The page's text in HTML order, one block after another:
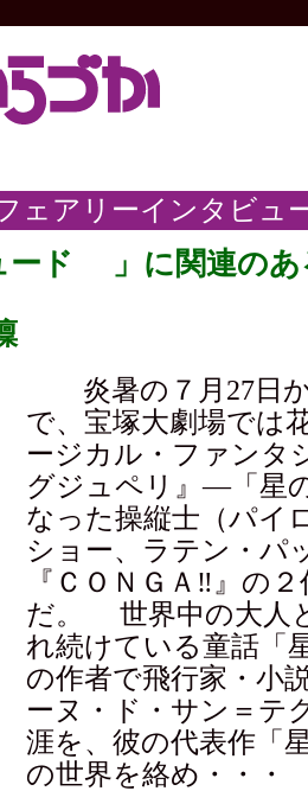
ェアリーインタビュ
ード 」に関連のあ
炎暑の７月27日か
で、宝塚大劇場では
ージカル・ファンタ
グジュペリ』—「星
なった操縦士（パイ
ショー、ラテン・パ
『ＣＯＮＧＡ‼』の
だ。 世界中の大人
れ続けている童話「
の作者で飛行家・小
ーヌ・ド・サン＝テ
涯を、彼の代表作「
の世界を絡め・・・